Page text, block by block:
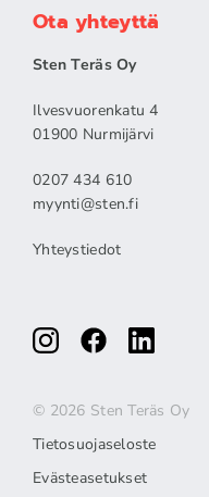
Ota yhteyttä
Sten Teräs Oy
Ilvesvuorenkatu 4
01900 Nurmijärvi
0207 434 610
myynti@sten.fi
Yhteystiedot
© 2026 Sten Teräs Oy
Tietosuojaseloste
Evästeasetukset